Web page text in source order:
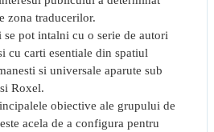
zona traducerilor.
pot intalni cu o serie de autori
cu carti esentiale din spatiul
si universale aparute sub
Roxel.
obiective ale grupului de
acela de a configura pentru